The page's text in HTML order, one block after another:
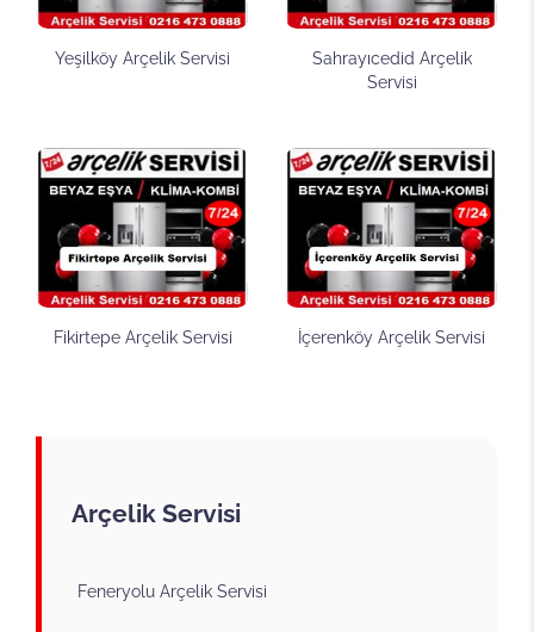
Yeşilköy Arçelik Servisi
Sahrayıcedid Arçelik
Servisi
Fikirtepe Arçelik Servisi İçerenköy Arçelik Servisi
Arçelik Servisi
Feneryolu Arçelik Servisi